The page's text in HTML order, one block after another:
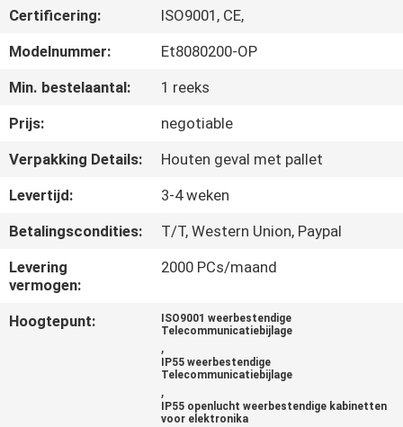
KWALITEITSCONTROLE
CONTACTEER
ONS
NIEUWS
VERZOEK
OM EEN
CITAAT
Certificering:
ISO9001, CE,
Modelnummer:
Et8080200-OP
Min. bestelaantal:
1 reeks
Prijs:
negotiable
Verpakking Details:
Houten geval met pallet
Levertijd:
3-4 weken
Betalingscondities:
T/T, Western Union, Paypal
Levering
vermogen:
2000 PCs/maand
Hoogtepunt:
ISO9001 weerbestendige
Telecommunicatiebijlage
,
IP55 weerbestendige
Telecommunicatiebijlage
,
IP55 openlucht weerbestendige kabinetten
voor elektronika